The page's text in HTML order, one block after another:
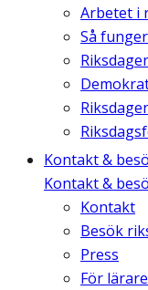
Arbetet i
Så
Kontakt &
Kontakt &
Kontakt
Besök
Press
För lärare